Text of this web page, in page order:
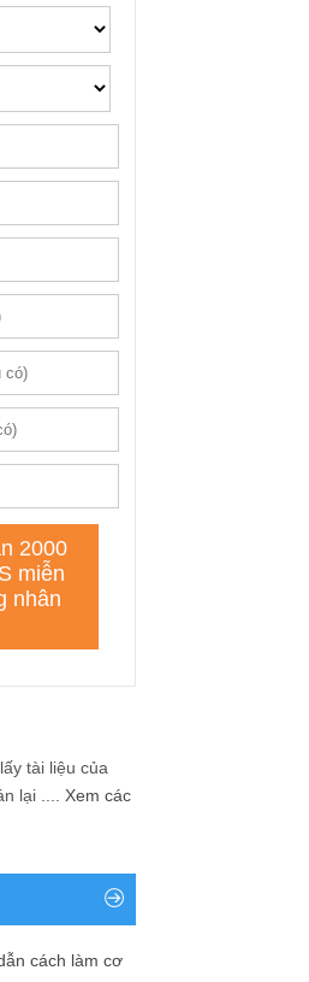
tài liệu của
lại .... Xem các
cách làm cơ